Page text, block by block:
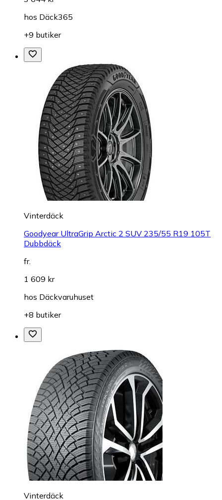
hos Däck365
+9 butiker
Vinterdäck
Goodyear UltraGrip Arctic 2 SUV 235/55 R19 105T
Dubbdäck
fr.
1 609 kr
hos Däckvaruhuset
+8 butiker
Vinterdäck